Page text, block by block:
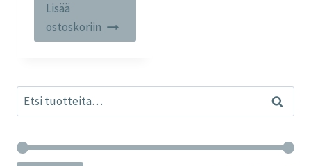
Lisää
ostoskoriin
Etsi: Haku